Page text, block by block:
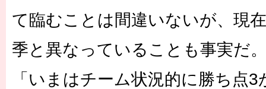
て臨むことは間違いないが、現
季と異なっていることも事実だ
「いまはチーム状況的に勝ち点